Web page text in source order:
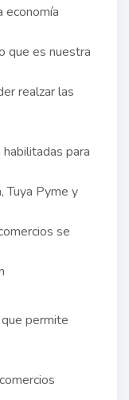
economía
que es nuestra
realzar las
para
Tuya Pyme y
se
permite